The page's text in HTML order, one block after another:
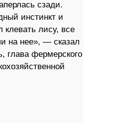
сзади.
инстинкт и
клевать лису, все
на нее», — сказал
глава фермерского